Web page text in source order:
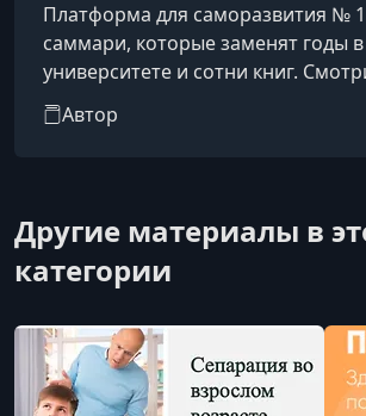
Платформа для саморазвития №
саммари, которые заменят годы в
университете и сотни книг.
слушайте фоном. Времени на
саморазвитие постоянно не
минутные лекции, чтобы вы
себе и мире, не жертвуя
Автор
Другие материалы в
категории